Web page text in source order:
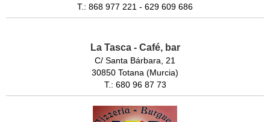
T.: 868 977 221 - 629 609 686
La Tasca - Café, bar
C/ Santa Bárbara, 21
30850 Totana (Murcia)
T.: 680 96 87 73